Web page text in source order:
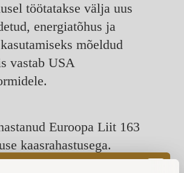
töötatakse välja uus
energiatõhus ja
mõeldud
vastab USA
Euroopa Liit 163
kaasrahastusega.